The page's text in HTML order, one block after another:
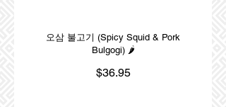
오삼 불고기 (Spicy Squid & Pork
Bulgogi) 🌶️
$36.95